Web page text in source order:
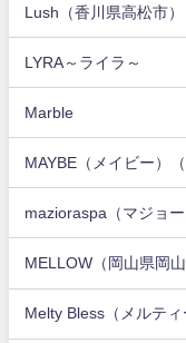
Lush（香川県高松市）
LYRA～ライラ～
Marble
MAYBE（メイビー）（
mazioraspa（マジョ
MELLOW（岡山県岡山
Melty Bless（メルティ